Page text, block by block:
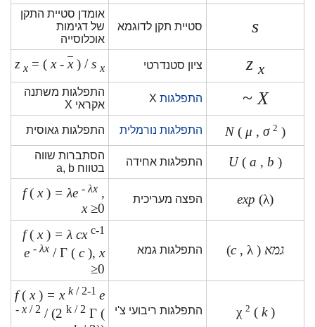
סטיית תקן לדוגמא
אומדן סטיית התקן
של דגימות
אוכלוסייה
z ציון סטנדרטי z x= (x -x ) / s
X
~ התפלגותX
התפלגות משתנה
אקראי X
N ( μ ,σ 2 התפלגות נורמלית התפלגות גאוסית
U ( a , b התפלגות אחידה
הסתברות שווה
בטווח a, b
exp(λ) הפצה מעריכית f(x ) = λe-λx
x≥0
גמא(
c , λ) התפלגות גמא
f(x ) = λ cxc-1
e-λx / Γ ( c),
≥0
χ 2(k) התפלגות ריבועי צ'י
f(x ) = x k / 2-1
- x / 2 / (2 k / 2Γ (